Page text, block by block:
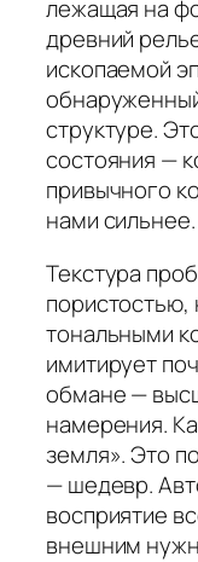
лежащая на
древний
ископаемой
структуре.
состояния —
привычного
нами сильнее.
Текстура
пористостью,
тональными
имитирует
обмане —
намерения.
земля». Это
— шедевр.
восприятие
внешним